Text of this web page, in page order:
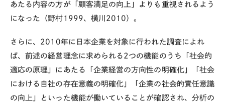
あたる内容の方が「顧客満足の向上」よりも重視されるよう
になった（野村1999、横川2010）。
さらに、2010年に日本企業を対象に行われた調査によれ
ば、前述の経営理念に求められる2つの機能のうち「社会的
適応の原理」にあたる「企業経営の方向性の明確化」「社会
における自社の存在意義の明確化」「企業の社会的責任意識
の向上」といった機能が働いていることが確認され、分析の